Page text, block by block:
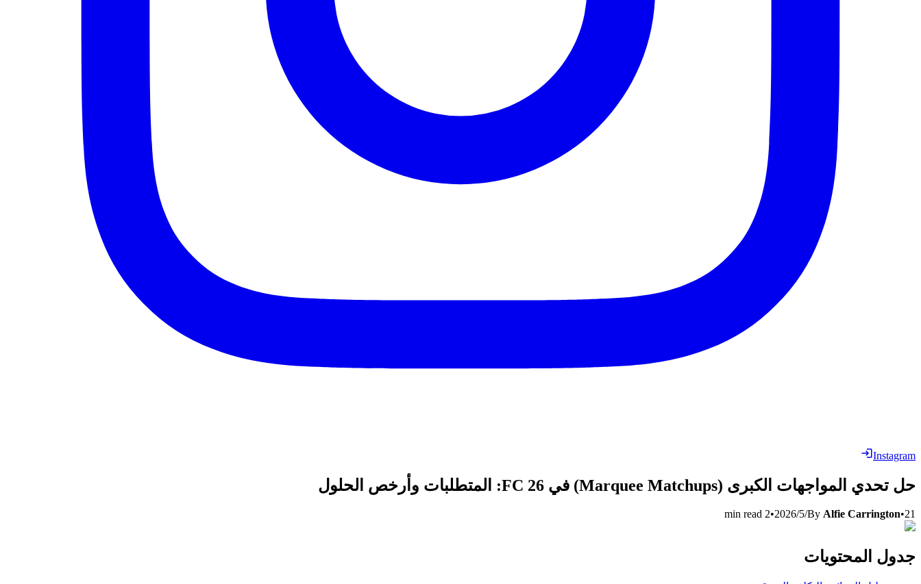
Instagram
حل تحدي المواجهات الكبرى (Marquee Matchups) في FC 26: المتطلبات وأرخص الحلول
By Alfie Carrington•21‏/5‏/2026
•
2
جدول المحتويات